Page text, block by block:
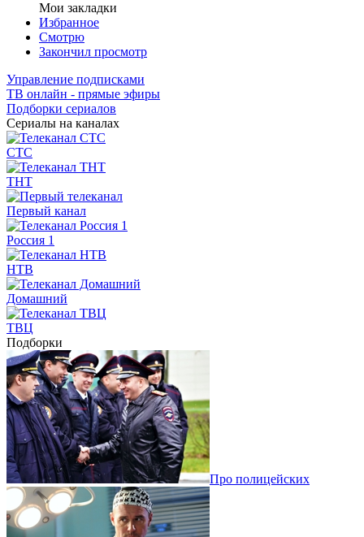
Мои закладки
Избранное
Смотрю
Закончил просмотр
Управление подписками
ТВ онлайн - прямые эфиры
Подборки сериалов
Сериалы на каналах
СТС
ТНТ
Первый канал
Россия 1
НТВ
Домашний
ТВЦ
Подборки
Про полицейских